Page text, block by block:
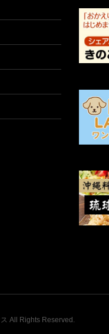
All Rights Reserved.